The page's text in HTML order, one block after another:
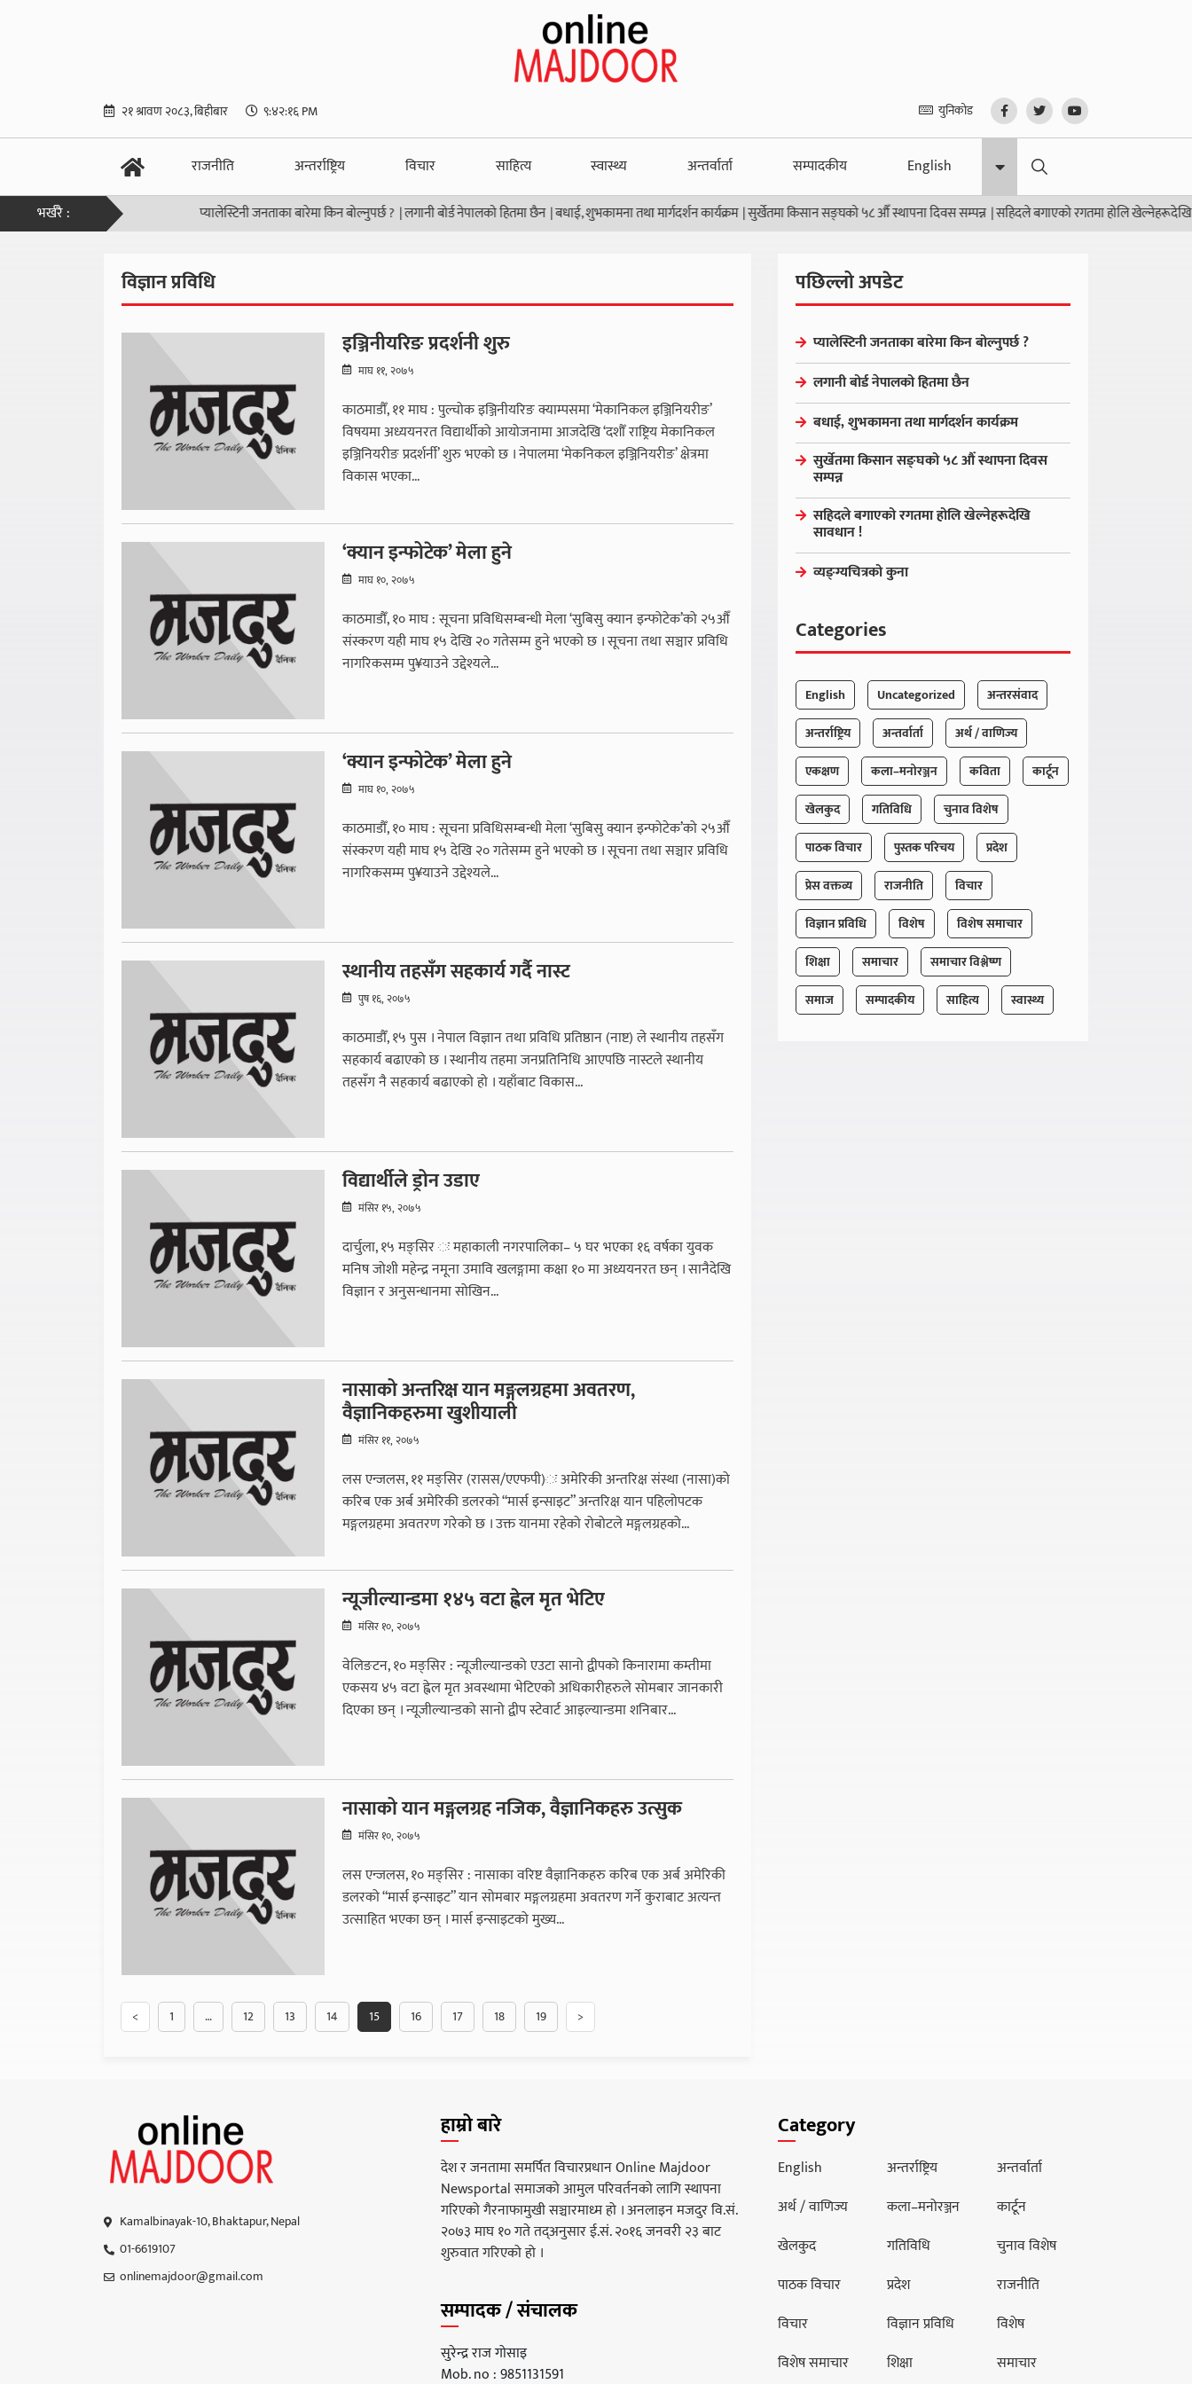
२१ श्रावण २०८३, बिहीबार ९:४२:१७ PM युनिकोड
राजनीति अन्तर्राष्ट्रिय विचार साहित्य स्वास्थ्य अन्तर्वार्ता सम्पादकीय
English
भर्खरै :
प्यालेस्टिनी जनताका बारेमा किन बोल्नुपर्छ ? |लगानी बोर्ड नेपालको हितमा छैन |बधाई, शुभकामना तथा मार्गदर्शन कार्यक्रम |सुर्खेतमा किसान सङ्घको ५८ औँ स्थापना दिवस सम्पन्न |सहिदले बगाएको रगतमा होलि खेल्नेहरूदेखि
विज्ञान प्रविधि
इञ्जिनीयरिङ प्रदर्शनी शुरु
माघ ११, २०७५
काठमाडौँ, ११ माघ : पुल्चोक इञ्जिनीयरिङ क्याम्पसमा ‘मेकानिकल इञ्जिनियरीङ’
विषयमा अध्ययनरत विद्यार्थीको आयोजनामा आजदेखि ‘दशौँ राष्ट्रिय मेकानिकल
इञ्जिनियरीङ प्रदर्शर्नी’ शुरु भएको छ । नेपालमा ‘मेकनिकल इञ्जिनियरीङ’ क्षेत्रमा
विकास भएका...
‘क्यान इन्फोटेक’ मेला हुने
माघ १०, २०७५
काठमाडौँ, १० माघ : सूचना प्रविधिसम्बन्धी मेला ‘सुबिसु क्यान इन्फोटेक’को २५औँ
संस्करण यही माघ १५ देखि २० गतेसम्म हुने भएको छ । सूचना तथा सञ्चार प्रविधि
नागरिकसम्म पु¥याउने उद्देश्यले...
‘क्यान इन्फोटेक’ मेला हुने
माघ १०, २०७५
काठमाडौँ, १० माघ : सूचना प्रविधिसम्बन्धी मेला ‘सुबिसु क्यान इन्फोटेक’को २५औँ
संस्करण यही माघ १५ देखि २० गतेसम्म हुने भएको छ । सूचना तथा सञ्चार प्रविधि
नागरिकसम्म पु¥याउने उद्देश्यले...
स्थानीय तहसँग सहकार्य गर्दै नास्ट
पुष १६, २०७५
काठमाडौँ, १५ पुस । नेपाल विज्ञान तथा प्रविधि प्रतिष्ठान (नाष्ट) ले स्थानीय तहसँग
सहकार्य बढाएको छ । स्थानीय तहमा जनप्रतिनिधि आएपछि नास्टले स्थानीय
तहसँग नै सहकार्य बढाएको हो । यहाँबाट विकास...
विद्यार्थीले ड्रोन उडाए
मंसिर १५, २०७५
दार्चुला, १५ मङ्सिर ः महाकाली नगरपालिका– ५ घर भएका १६ वर्षका युवक
मनिष जोशी महेन्द्र नमूना उमावि खलङ्गामा कक्षा १० मा अध्ययनरत छन् । सानैदेखि
विज्ञान र अनुसन्धानमा सोखिन...
नासाको अन्तरिक्ष यान मङ्गलग्रहमा अवतरण,
वैज्ञानिकहरुमा खुशीयाली
मंसिर ११, २०७५
लस एन्जलस, ११ मङ्सिर (रासस/एएफपी)ः अमेरिकी अन्तरिक्ष संस्था (नासा)को
करिब एक अर्ब अमेरिकी डलरको “मार्स इन्साइट” अन्तरिक्ष यान पहिलोपटक
मङ्गलग्रहमा अवतरण गरेको छ । उक्त यानमा रहेको रोबोटले मङ्गलग्रहको...
न्यूजील्यान्डमा १४५ वटा ह्वेल मृत भेटिए
मंसिर १०, २०७५
वेलिङटन, १० मङ्सिर : न्यूजील्यान्डको एउटा सानो द्वीपको किनारामा कम्तीमा
एकसय ४५ वटा ह्वेल मृत अवस्थामा भेटिएको अधिकारीहरुले सोमबार जानकारी
दिएका छन् । न्यूजील्यान्डको सानो द्वीप स्टेवार्ट आइल्यान्डमा शनिबार...
नासाको यान मङ्गलग्रह नजिक, वैज्ञानिकहरु उत्सुक
मंसिर १०, २०७५
लस एन्जलस, १० मङ्सिर : नासाका वरिष्ट वैज्ञानिकहरु करिब एक अर्ब अमेरिकी
डलरको “मार्स इन्साइट” यान सोमबार मङ्गलग्रहमा अवतरण गर्ने कुराबाट अत्यन्त
उत्साहित भएका छन् । मार्स इन्साइटको मुख्य...
< 1 … 12 13 14 15 16 17 18 19 >
पछिल्लो अपडेट
प्यालेस्टिनी जनताका बारेमा किन बोल्नुपर्छ ?
लगानी बोर्ड नेपालको हितमा छैन
बधाई, शुभकामना तथा मार्गदर्शन कार्यक्रम
सुर्खेतमा किसान सङ्घको ५८ औँ स्थापना दिवस
सम्पन्न
सहिदले बगाएको रगतमा होलि खेल्नेहरूदेखि
सावधान !
व्यङ्ग्यचित्रको कुना
Categories
English Uncategorized
अन्तरसंवाद
अन्तर्राष्ट्रिय
अन्तर्वार्ता
अर्थ / वाणिज्य
एकक्षण
कला–मनोरञ्जन कविता
कार्टून
खेलकुद
गतिविधि
चुनाव विशेष
पाठक विचार
पुस्तक परिचय
प्रदेश
प्रेस वक्तव्य
राजनीति
विचार
विज्ञान प्रविधि
विशेष
विशेष समाचार
शिक्षा
समाचार
समाचार विश्लेष्ण
समाज
सम्पादकीय साहित्य स्वास्थ्य
Kamalbinayak-10, Bhaktapur, Nepal
01-6619107
onlinemajdoor@gmail.com
हाम्रो बारे
देश र जनतामा समर्पित विचारप्रधान Online Majdoor
Newsportal समाजको आमुल परिवर्तनको लागि स्थापना
गरिएको गैरनाफामुखी सञ्चारमाध्म हो । अनलाइन मजदुर वि.सं.
२०७३ माघ १० गते तद्अनुसार ई.सं. २०१६ जनवरी २३ बाट
शुरुवात गरिएको हो ।
सम्पादक / संचालक
सुरेन्द्र राज गोसाइ
Mob. no : 9851131591
Category
English अन्तर्राष्ट्रिय
अन्तर्वार्ता
अर्थ / वाणिज्य
कला–मनोरञ्जन
कार्टून
खेलकुद
गतिविधि
चुनाव विशेष
पाठक विचार
प्रदेश
राजनीति
विचार
विज्ञान प्रविधि
विशेष
विशेष समाचार
शिक्षा समाचार